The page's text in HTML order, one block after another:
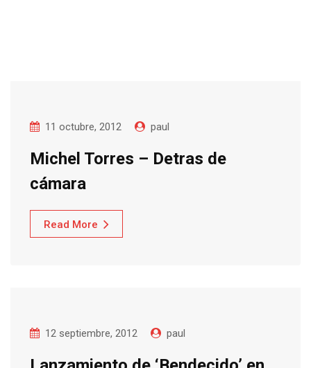
11 octubre, 2012 paul
Michel Torres – Detras de
cámara
Read More
12 septiembre, 2012 paul